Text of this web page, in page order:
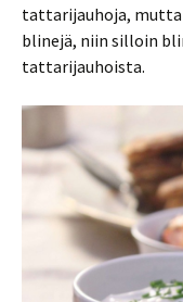
tattarijauhoja,
blinejä, niin silloin
tattarijauhoista.